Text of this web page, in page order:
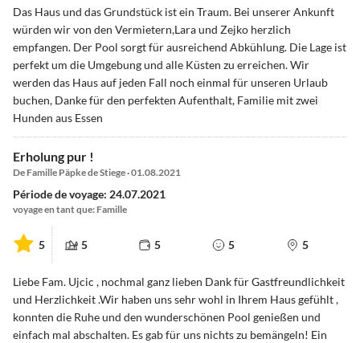
Das Haus und das Grundstück ist ein Traum. Bei unserer Ankunft
würden wir von den Vermietern,Lara und Zejko herzlich
empfangen. Der Pool sorgt für ausreichend Abkühlung. Die Lage ist
perfekt um die Umgebung und alle Küsten zu erreichen. Wir
werden das Haus auf jeden Fall noch einmal für unseren Urlaub
buchen, Danke für den perfekten Aufenthalt, Familie mit zwei
Hunden aus Essen
Erholung pur !
De Famille Päpke de Stiege · 01.08.2021
Période de voyage: 24.07.2021
voyage en tant que: Famille
5 5 5 5 5
Liebe Fam. Ujcic , nochmal ganz lieben Dank für Gastfreundlichkeit
und Herzlichkeit .Wir haben uns sehr wohl in Ihrem Haus gefühlt ,
konnten die Ruhe und den wunderschönen Pool genießen und
einfach mal abschalten. Es gab für uns nichts zu bemängeln! Ein